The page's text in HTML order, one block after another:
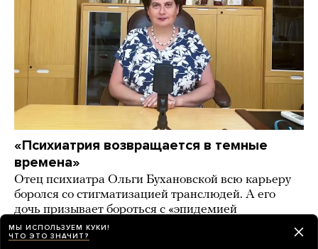
«Психиатрия возвращается в темные
времена»
Отец психиатра Ольги Бухановской всю карьеру
боролся со стигматизацией транслюдей. А его
дочь призывает бороться с «эпидемией
трансгендерности» в России
МЫ ИСПОЛЬЗУЕМ КУКИ!
ЧТО ЭТО ЗНАЧИТ?